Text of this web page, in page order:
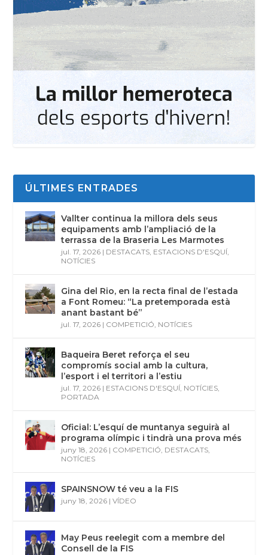
ÚLTIMES ENTRADES
Vallter continua la millora dels seus
equipaments amb l’ampliació de la
terrassa de la Braseria Les Marmotes
jul. 17, 2026 | DESTACATS, ESTACIONS D'ESQUÍ,
NOTÍCIES
Gina del Rio, en la recta final de l’estada
a Font Romeu: “La pretemporada està
anant bastant bé”
jul. 17, 2026 | COMPETICIÓ, NOTÍCIES
Baqueira Beret reforça el seu
compromís social amb la cultura,
l’esport i el territori a l’estiu
jul. 17, 2026 | ESTACIONS D'ESQUÍ, NOTÍCIES,
PORTADA
Oficial: L’esquí de muntanya seguirà al
programa olímpic i tindrà una prova més
juny 18, 2026 | COMPETICIÓ, DESTACATS,
NOTÍCIES
SPAINSNOW té veu a la FIS
juny 18, 2026 |VÍDEO
May Peus reelegit com a membre del
Consell de la FIS